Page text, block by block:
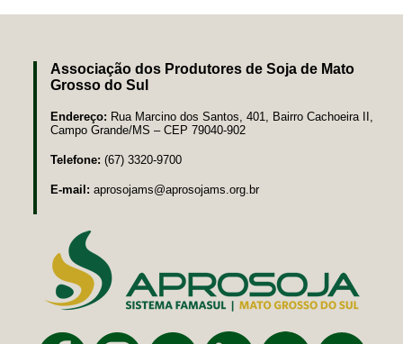
Associação dos Produtores de Soja de Mato
Grosso do Sul
Endereço: Rua Marcino dos Santos, 401, Bairro Cachoeira II,
Campo Grande/MS – CEP 79040-902
Telefone: (67) 3320-9700
E-mail: aprosojams@aprosojams.org.br